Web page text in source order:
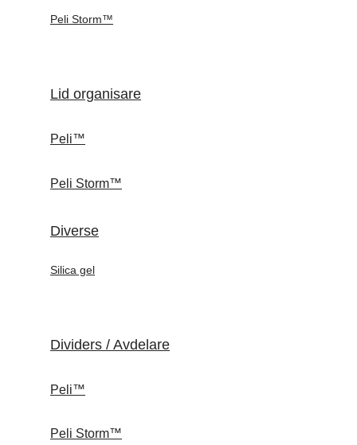
Peli Storm™
Lid organisare
Peli™
Peli Storm™
Diverse
Silica gel
Dividers / Avdelare
Peli™
Peli Storm™